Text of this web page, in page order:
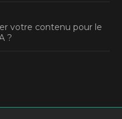
votre contenu pour le
?